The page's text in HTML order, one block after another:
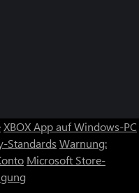
XBOX App auf Windows-PC
Standards Warnung:
Microsoft Store-